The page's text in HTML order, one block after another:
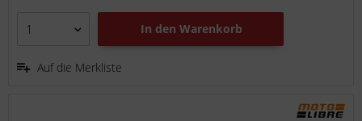
In den Warenkorb
Auf die Merkliste